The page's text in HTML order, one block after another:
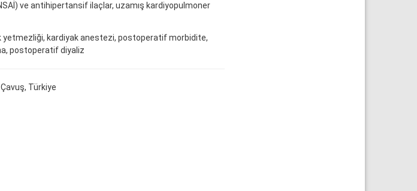
ve antihipertansif ilaçlar, uzamış kardiyopulmoner
kardiyak anestezi, postoperatif morbidite,
postoperatif diyaliz
Türkiye